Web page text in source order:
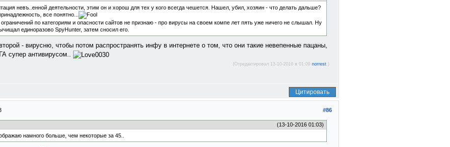
невъ..енной деятельности, этим он и хорош для тех у кого всегда чешется. Нашел, убил, хозяин - что делать дальше?
все понятно...
по категориям и опасности сайтов не признаю - про вирусы на своем компе лет пять уже ничего не слышал. Ну
единоразово SpyHunter, затем сносил его.
- вирусню, чтобы потом распространять инфу в интернете о том, что они такие невепенные пацаны,
супер антивирусом..
(Отредактировал 13-10-2016 в 01:09 norrest .)
Цитировать
#86
(13-10-2016 01:03)
намного больше, чем некоторые за 45..